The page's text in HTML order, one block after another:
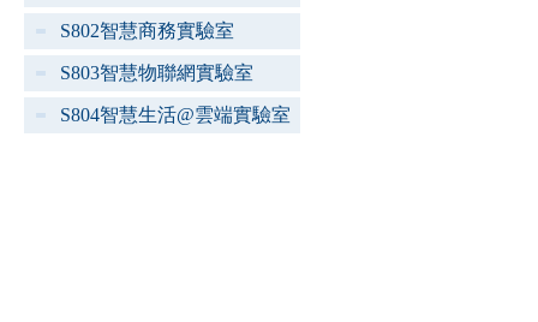
S802智慧商務實驗室
S803智慧物聯網實驗室
S804智慧生活@雲端實驗室